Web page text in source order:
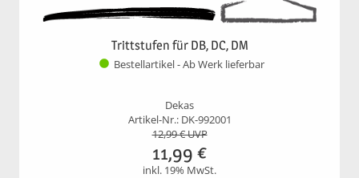
Trittstufen für DB, DC, DM
Bestellartikel - Ab Werk lieferbar
Dekas
Artikel-Nr.: DK-992001
12,99€ UVP
11,99 €
inkl. 19% MwSt.